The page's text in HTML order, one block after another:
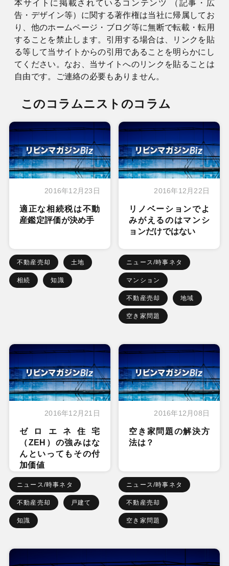
本サイトに掲載されているコンテンツ （記事・広
告・デザイン等）に関する著作権は当社に帰属してお
り、他のホームページ・ブログ等に無断で転載・転用
することを禁止します。引用する場合は、リンクを貼
る等して当サイトからの引用であることを明らかにし
てください。なお、当サイトへのリンクを貼ることは
自由です。ご連絡の必要もありません。
このコラムニストのコラム
2016年12月23日
適正な相続税は不動
産鑑定評価が決め手
不動産売却 土地
相続 知識
2016年12月22日
リノベーションでよ
みがえるのはマンシ
ョンだけではない
ニュース/時事ネタ
マンション
不動産売却 地域
空き家問題
2016年12月21日
ゼロエネ住宅
（ZEH）の強みはな
んといってもその付
加価値
ニュース/時事ネタ
不動産売却 戸建て
知識
2016年12月08日
空き家問題の解決方
法は？
ニュース/時事ネタ
不動産売却
空き家問題